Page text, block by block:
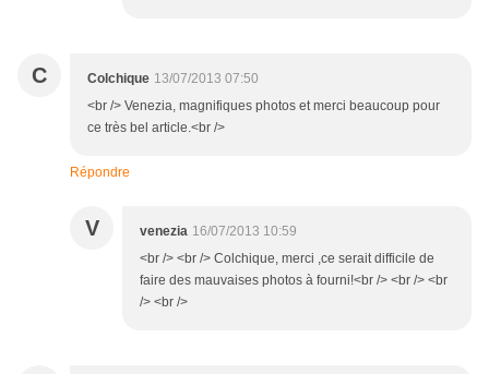
C Colchique 13/07/2013 07:50
<br /> Venezia, magnifiques photos et merci beaucoup pour
ce très bel article.<br />
Répondre
V venezia 16/07/2013 10:59
<br /> <br /> Colchique, merci ,ce serait difficile de
faire des mauvaises photos à fourni!<br /> <br /> <br
/> <br />